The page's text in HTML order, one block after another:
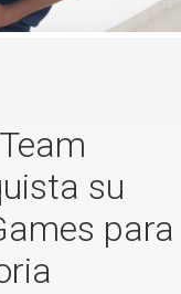
su
para